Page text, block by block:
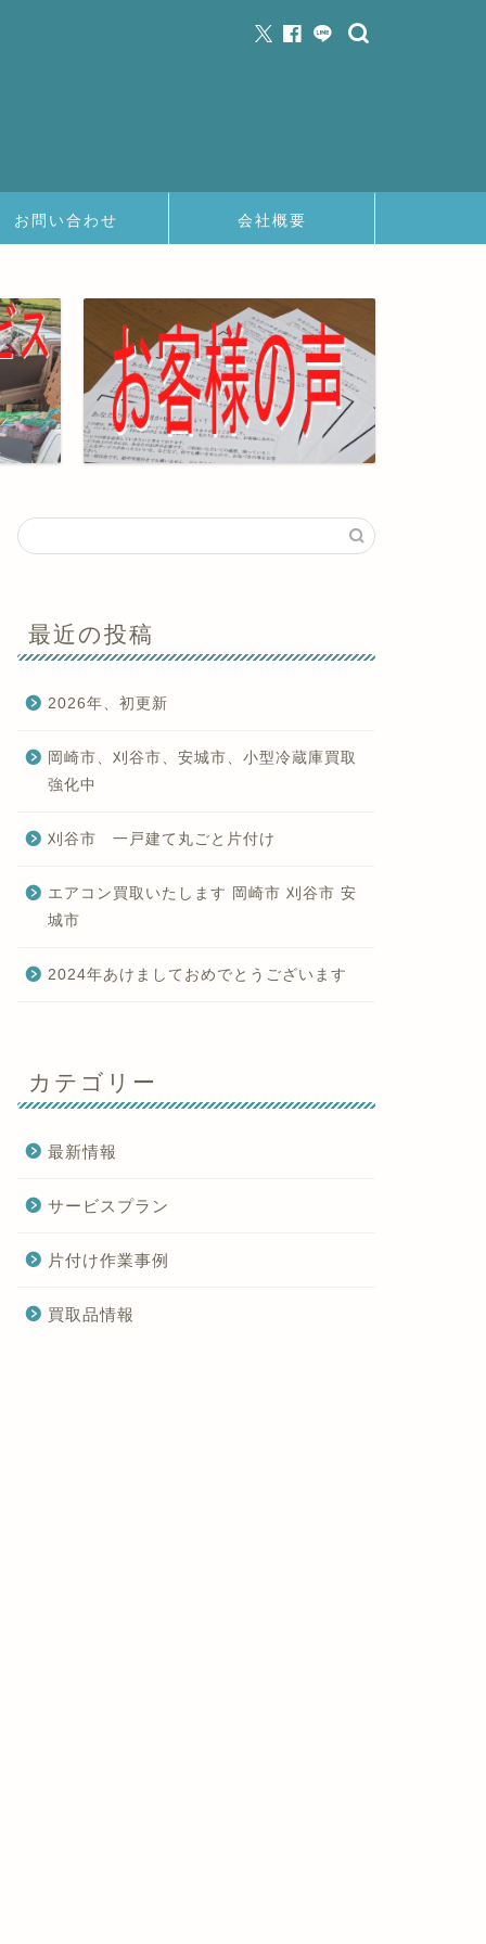
お問い合わせ 会社概要
最近の投稿
2026年、初更新
岡崎市、刈谷市、安城市、小型冷蔵庫買取
強化中
刈谷市 一戸建て丸ごと片付け
エアコン買取いたします 岡崎市 刈谷市 安
城市
2024年あけましておめでとうございます
カテゴリー
最新情報
サービスプラン
片付け作業事例
買取品情報